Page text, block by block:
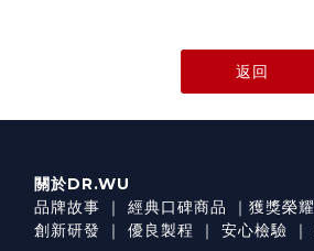
返回
關於DR.WU
品牌故事 ｜ 經典口碑商品 ｜ 獲獎榮耀
創新研發
｜ 優良製程 ｜ 安心檢驗 ｜